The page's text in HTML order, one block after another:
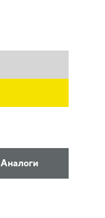
Аналоги